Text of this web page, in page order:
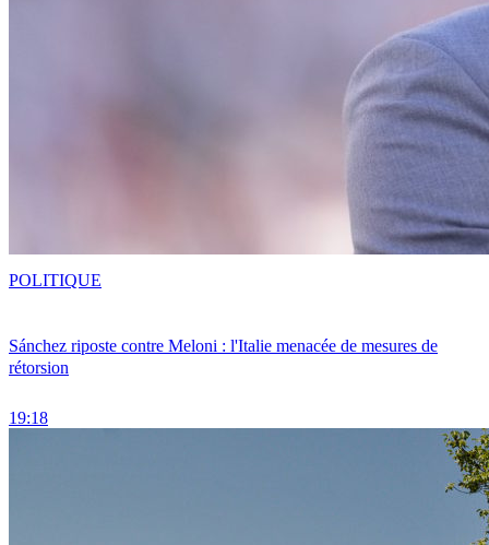
Sánchez riposte contre Meloni : l'Italie menacée de mesures de
rétorsion
19:18
POLITIQUE